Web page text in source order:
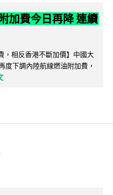
加費今日再降 連續
，相反香港不斷加價】中國大
度下調內陸航線燃油附加費，